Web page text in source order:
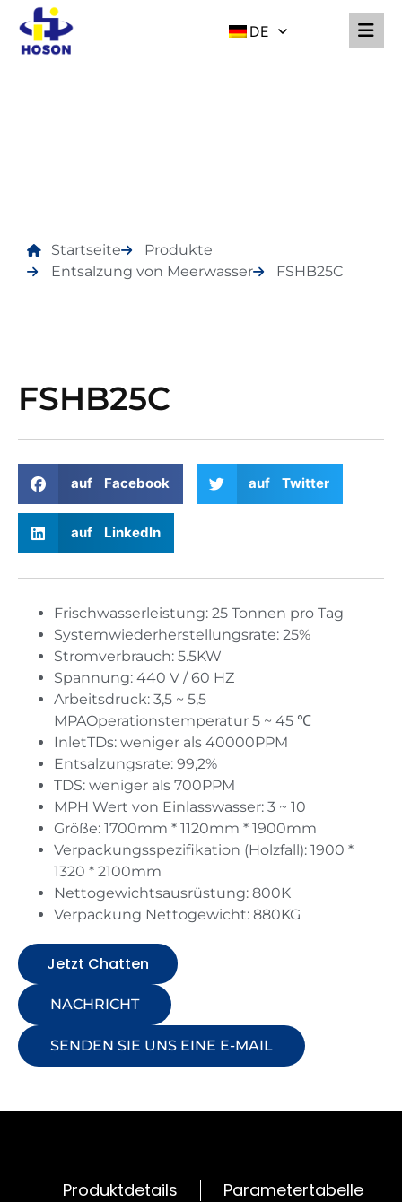
DE
Startseite
Produkte
Entsalzung von Meerwasser
FSHB25C
FSHB25C
auf Facebook auf Twitter
auf LinkedIn
Frischwasserleistung: 25 Tonnen pro Tag
Systemwiederherstellungsrate: 25%
Stromverbrauch: 5.5KW
Spannung: 440 V / 60 HZ
Arbeitsdruck: 3,5 ~ 5,5
MPAOperationstemperatur 5 ~ 45 ℃
InletTDs: weniger als 40000PPM
Entsalzungsrate: 99,2%
TDS: weniger als 700PPM
MPH Wert von Einlasswasser: 3 ~ 10
Größe: 1700mm * 1120mm * 1900mm
Verpackungsspezifikation (Holzfall): 1900 *
1320 * 2100mm
Nettogewichtsausrüstung: 800K
Verpackung Nettogewicht: 880KG
Jetzt Chatten
NACHRICHT
SENDEN SIE UNS EINE E-MAIL
Produktdetails Parametertabelle